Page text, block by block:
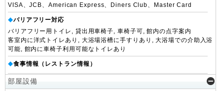
VISA、JCB、American Express、Diners Club、Master Card
◆バリアフリー対応
バリアフリー用トイレ, 貸出用車椅子, 車椅子可, 館内の点字案内
客室内に洋式トイレあり, 大浴場浴槽に手すりあり, 大浴場での介助入浴
可能, 館内に車椅子利用可能なトイレあり
◆食事情報（レストラン情報）
部屋設備